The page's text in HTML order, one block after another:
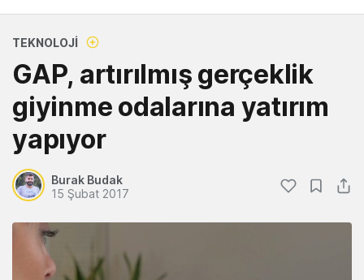
TEKNOLOJI
GAP, artırılmış gerçeklik
giyinme odalarına yatırım
yapıyor
Burak Budak
15 Şubat 2017